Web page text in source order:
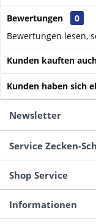
Bewertungen
0
Bewertungen lesen,
Kunden kauften
Kunden haben sich
Newsletter
Service Zecken-
Shop Service
Informationen